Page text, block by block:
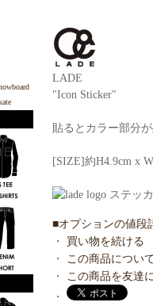
LADE
"Icon Sticker"
貼るとカラー部分
[SIZE]約H4.9cm x
■オプションの値段
・ 買い物を続ける
・
この商品につい
・
この商品を友達
・